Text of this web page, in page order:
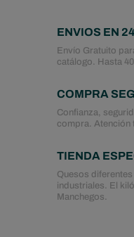
ENVIOS EN
Envío Gratuito
catálogo. Hasta
COMPRA
Confianza,
compra. Atención
TIENDA
Quesos
industriales. El
Manchegos.